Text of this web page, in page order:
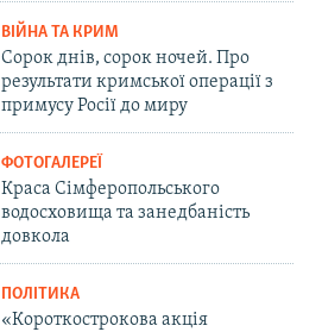
ВІЙНА ТА КРИМ
Сорок днів, сорок ночей. Про
результати кримської операції з
примусу Росії до миру
ФОТОГАЛЕРЕЇ
Краса Сімферопольського
водосховища та занедбаність
довкола
ПОЛІТИКА
«Короткострокова акція